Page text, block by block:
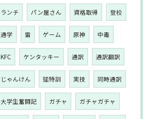
ランチ パン屋さん 資格取得 登校
通学 雷 ゲーム 原神 中毒
KFC ケンタッキー 通訳 通訳翻訳
じゃんけん 猛特訓 実技 同時通訳
大学生奮闘記 ガチャ ガチャガチャ